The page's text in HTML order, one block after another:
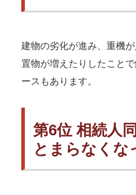
建物の劣化が進み、重機
置物が増えたりしたこと
ースもあります。
第6位 相続人
とまらなくな